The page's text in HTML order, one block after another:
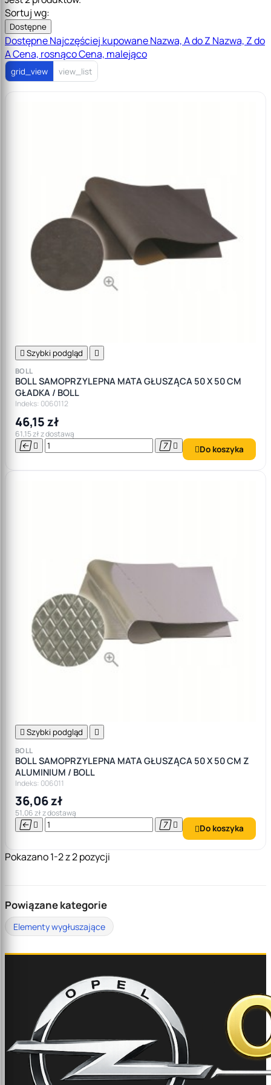
Sortuj wg:
Dostępne
DostępneNajczęściej kupowaneNazwa, A do Z Nazwa, Z do
ACena, rosnącoCena, malejąco
grid_view view_list
 Szybki podgląd 
BOLL
BOLL SAMOPRZYLEPNA MATA GŁUSZĄCA 50 X 50 CM
GŁADKA / BOLL
Indeks: 0060112
46,15 zł
61,15 zł z dostawą
    Do koszyka
 Szybki podgląd 
BOLL
BOLL SAMOPRZYLEPNA MATA GŁUSZĄCA 50 X 50 CM Z
ALUMINIUM / BOLL
Indeks: 006011
36,06 zł
51,06 zł z dostawą
    Do koszyka
Pokazano 1-2 z 2 pozycji
Powiązane kategorie
Elementy wygłuszające